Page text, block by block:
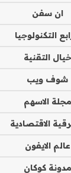
ان سفن
التكنولوجيا
خيال التقنية
شوف ويب
مجلة الاسهم
الاقتصادية
عالم الايفون
مدونة كوكان